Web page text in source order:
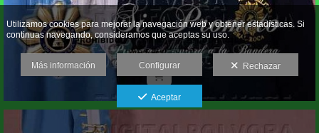
Utilizamos cookies para mejorar la navegación web y obtener estadísticas. Si
continuas navegando, consideramos que aceptas su uso.
Más información Configurar Rechazar
Aceptar